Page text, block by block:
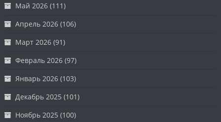
Май 2026 (111)
Апрель 2026 (106)
Март 2026 (91)
Февраль 2026 (97)
Январь 2026 (103)
Декабрь 2025 (101)
Ноябрь 2025 (100)